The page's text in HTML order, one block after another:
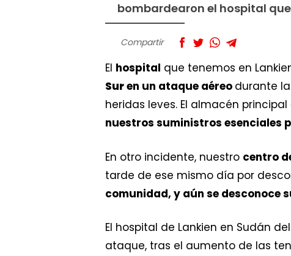
bombardearon el hospital
Compartir
El hospital que tenemos en
Suren un ataque aéreo durante
heridas leves. El almacén
nuestros suministros esenciales
En otro incidente, nuestro centro
tarde de ese mismo día por
comunidad, y aún se desconoce
El hospital de Lankien en Sudán
ataque, tras el aumento de las